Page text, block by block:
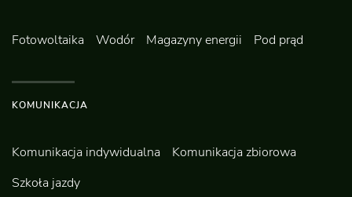
Fotowoltaika Wodór Magazyny energii Pod prąd
KOMUNIKACJA
Komunikacja indywidualna
Komunikacja zbiorowa
Szkoła jazdy